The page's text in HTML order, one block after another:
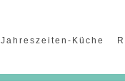
Jahreszeiten-Küche